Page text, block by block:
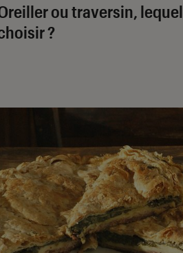
ou traversin, lequel
?